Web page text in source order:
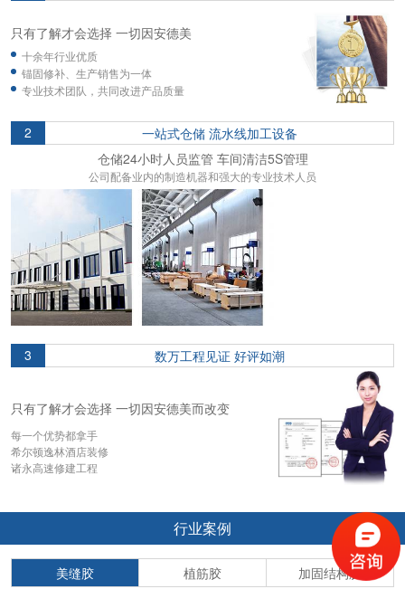
只有了解才会选择 一切因安德美
十余年行业优质
锚固修补、生产销售为一体
专业技术团队，共同改进产品质量
2
一站式仓储 流水线加工设备
仓储24小时人员监管 车间清洁5S管理
公司配备业内的制造机器和强大的专业技术人员
3 数万工程见证 好评如潮
只有了解才会选择 一切因安德美而改变
每一个优势都拿手
希尔顿逸林酒店装修
诸永高速修建工程
行业案例
美缝胶 植筋胶 加固结构胶